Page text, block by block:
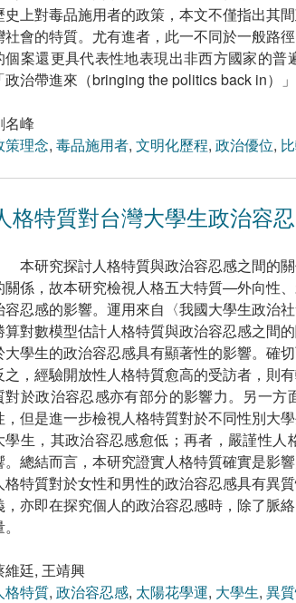
史上對毒品施用者的政策，本文不僅指出其
社會的特質。尤有進者，此一不同於一般路
個案還更具代表性地表現出非西方國家的
政治帶進來（bringing the politics back in）」
名峰
策理念, 毒品施用者, 文明化歷程, 政治優位,
格特質對台灣大學生政治容
本研究探討人格特質與政治容忍感之間的
關係，故本研究檢視人格五大特質—外向性
容忍感的影響。運用來自〈我國大學生政治
算對數模型估計人格特質與政治容忍感之間
大學生的政治容忍感具有顯著性的影響。確
之，經驗開放性人格特質愈高的受訪者，則
對於政治容忍感亦有部分的影響力。另一
，但是進一步檢視人格特質對於不同性別大
學生，其政治容忍感愈低；再者，嚴謹性
。總結而言，本研究證實人格特質確實是影
格特質對於女性和男性的政治容忍感具有異
，亦即在探究個人的政治容忍感時，除了脈
維廷, 王靖興
格特質, 政治容忍感, 太陽花學運, 大學生, 異